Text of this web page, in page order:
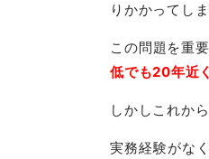
りかかってしま
この問題を重
低でも20年近
しかしこれか
実務経験がな